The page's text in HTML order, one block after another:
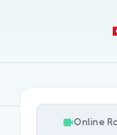
Online